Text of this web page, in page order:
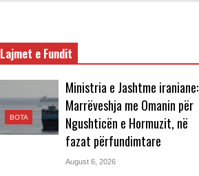
Lajmet e Fundit
BOTA
Ministria e Jashtme iraniane:
Marrëveshja me Omanin për
Ngushticën e Hormuzit, në
fazat përfundimtare
August 6, 2026